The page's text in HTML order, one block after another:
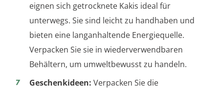
eignen sich getrocknete Kakis ideal für
unterwegs. Sie sind leicht zu handhaben und
bieten eine langanhaltende Energiequelle.
Verpacken Sie sie in wiederverwendbaren
Behältern, um umweltbewusst zu handeln.
Geschenkideen: Verpacken Sie die